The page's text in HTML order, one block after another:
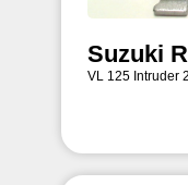
Suzuki
VL 125 Intruder